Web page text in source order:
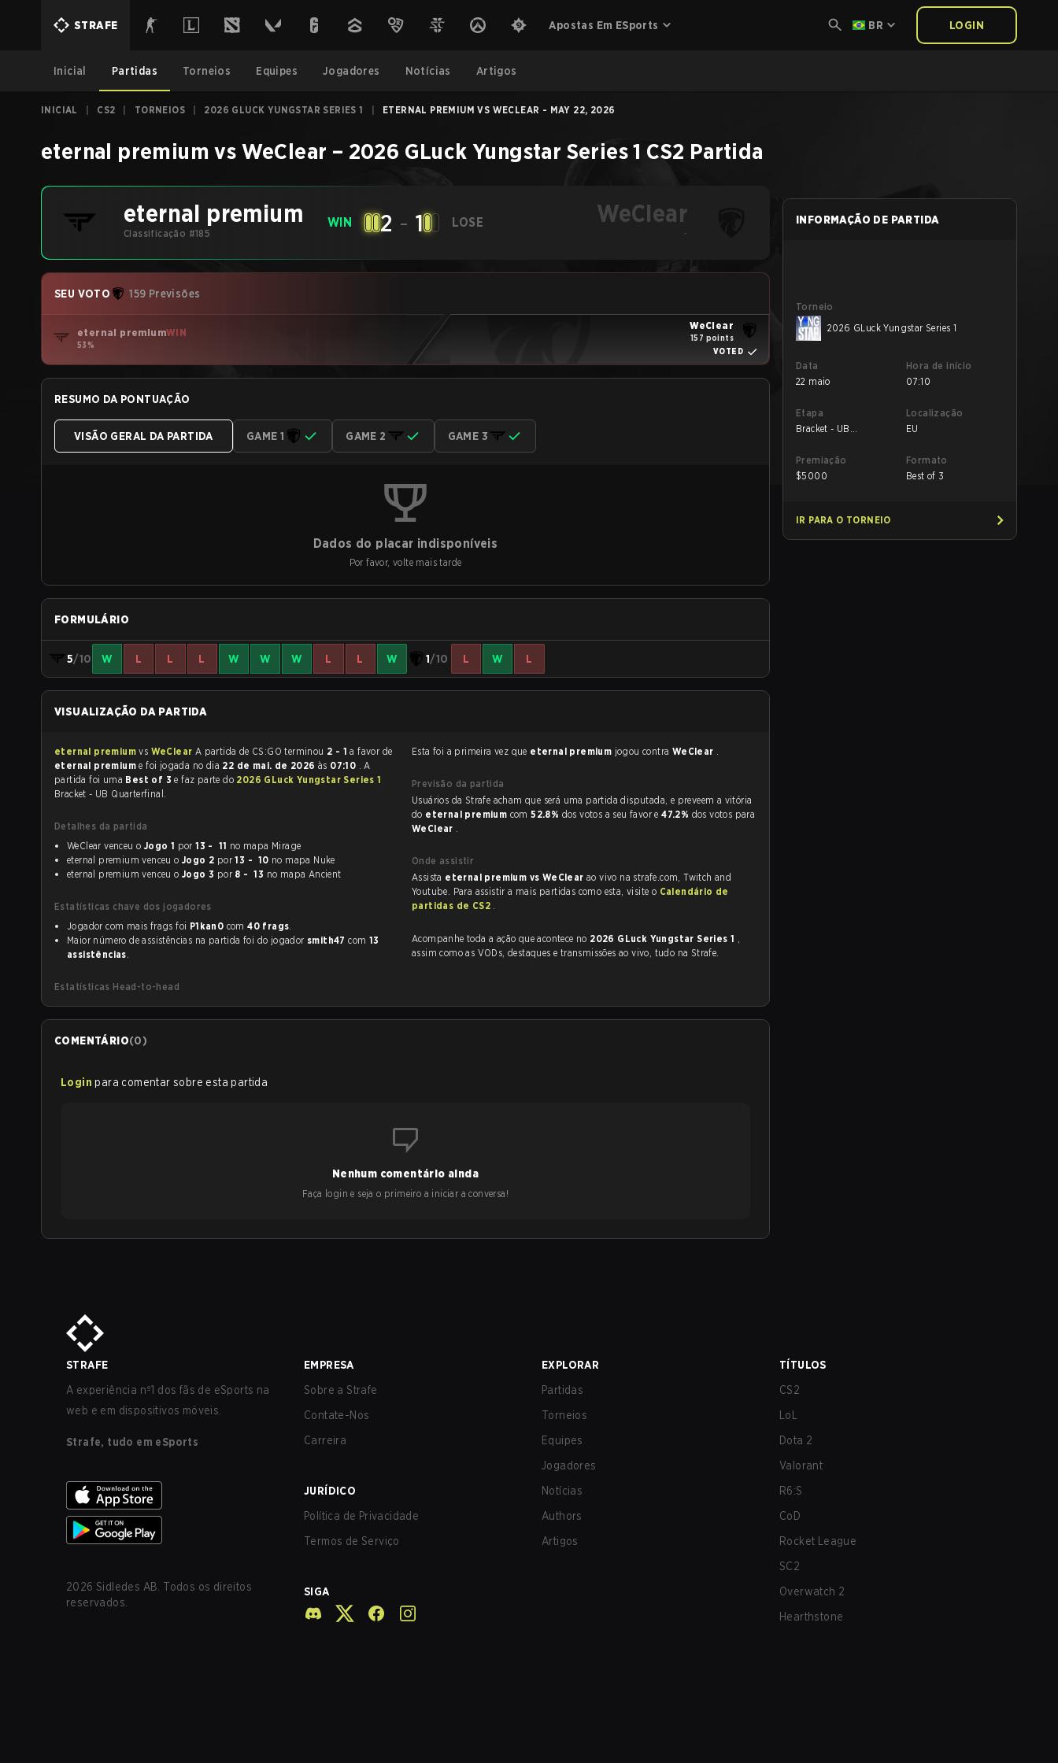
STRAFE Apostas Em ESports BR LOGIN
Inicial Partidas Torneios Equipes Jogadores Notícias Artigos
INICIAL CS2 TORNEIOS 2026 GLUCK YUNGSTAR SERIES 1 ETERNAL PREMIUM VS WECLEAR - MAY 22, 2026
eternal premium vs WeClear – 2026 GLuck Yungstar Series 1 CS2 Partida
eternal premium
Classificação #185
WIN 2 - 1 LOSE WeClear
-
SEU VOTO 159 Previsões
eternal premiumWIN
53%
WeClear
157 points
VOTED
RESUMO DA PONTUAÇÃO
VISÃO GERAL DA PARTIDA GAME 1 GAME 2 GAME 3
Dados do placar indisponíveis
Por favor, volte mais tarde
FORMULÁRIO
5/10 W L L L W W W L L W 1/10 L W L
VISUALIZAÇÃO DA PARTIDA
eternal premiumvs WeClear A partida de CS:GO terminou 2 - 1 a favor de
eternal premium
e foi jogada no dia 22 de mai. de 2026 às 07:10 . A
partida foi uma Best of 3e faz parte do 2026 GLuck Yungstar Series 1
Bracket - UB Quarterfinal.
Detalhes da partida
WeClear venceu o Jogo 1 por 13 - 11 no mapa Mirage
eternal premium venceu o Jogo 2 por 13 - 10 no mapa Nuke
eternal premium venceu o Jogo 3 por 8 - 13 no mapa Ancient
Estatísticas chave dos jogadores
Jogador com mais frags foi P1kan0 com40 frags.
Maior número de assistências na partida foi do jogador smith47 com 13
assistências.
Estatísticas Head-to-head
Esta foi a primeira vez que eternal premium jogou contra WeClear .
Previsão da partida
Usuários da Strafe acham que será uma partida disputada, e preveem a vitória
do eternal premium com52.8% dos votos a seu favor e47.2% dos votos para
WeClear .
Onde assistir
Assista eternal premium vs WeClear ao vivo na strafe.com, Twitch and
Youtube. Para assistir a mais partidas como esta, visite o Calendário de
partidas de CS2 .
Acompanhe toda a ação que acontece no 2026 GLuck Yungstar Series 1 ,
assim como as VODs, destaques e transmissões ao vivo, tudo na Strafe.
COMENTÁRIO(0)
Login para comentar sobre esta partida
Nenhum comentário ainda
Faça login e seja o primeiro a iniciar a conversa!
INFORMAÇÃO DE PARTIDA
Torneio
2026 GLuck Yungstar Series 1
Data
22 maio
Hora de início
07:10
Etapa
Bracket - UB
Localização
EU
Premiação
$5000
Formato
Best of 3
IR PARA O TORNEIO
STRAFE
A experiência nº1 dos fãs de eSports na
web e em dispositivos móveis.
Strafe, tudo em eSports
2026 Sidledes AB. Todos os direitos
reservados.
EMPRESA
Sobre a Strafe
Contate-Nos
Carreira
JURÍDICO
Política de Privacidade
Termos de Serviço
SIGA
EXPLORAR
Partidas
Torneios
Equipes
Jogadores
Notícias
Authors
Artigos
TÍTULOS
CS2
LoL
Dota 2
Valorant
R6:S
CoD
Rocket League
SC2
Overwatch 2
Hearthstone